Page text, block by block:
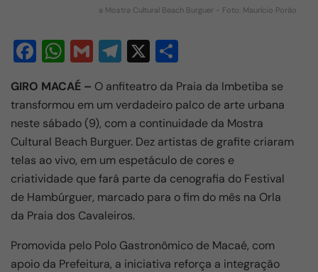
a Mostra Cultural Beach Burguer - Foto: Maurício Porão
F
c
e
b
o
o
k
W
h
at
s
A
p
p
G
m
ail
T
el
e
gr
a
m
X
ar
e
GIRO MACAÉ – O anfiteatro da Praia da Imbetiba se
transformou em um verdadeiro palco de arte urbana
neste sábado (9), com a continuidade da Mostra
Cultural Beach Burguer. Dez artistas de grafite criaram
telas ao vivo, em um espetáculo de cores e
criatividade que fará parte da cenografia do Festival
de Hambúrguer, marcado para o fim do mês na Orla
da Praia dos Cavaleiros.
Promovida pelo Polo Gastronômico de Macaé, com
apoio da Prefeitura, a iniciativa reforça a integração